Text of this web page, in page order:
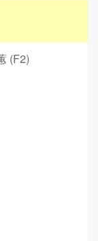
(F2)